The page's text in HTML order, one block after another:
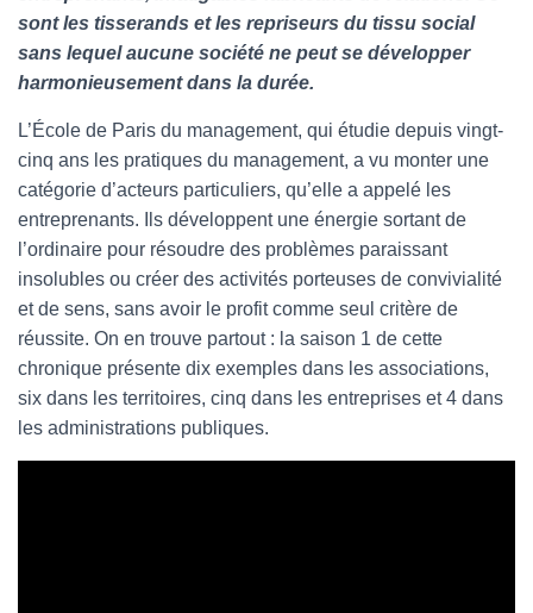
sont les tisserands et les repriseurs du tissu social
sans lequel aucune société ne peut se développer
harmonieusement dans la durée.
L’École de Paris du management, qui étudie depuis vingt-
cinq ans les pratiques du management, a vu monter une
catégorie d’acteurs particuliers, qu’elle a appelé les
entreprenants. Ils développent une énergie sortant de
l’ordinaire pour résoudre des problèmes paraissant
insolubles ou créer des activités porteuses de convivialité
et de sens, sans avoir le profit comme seul critère de
réussite. On en trouve partout : la saison 1 de cette
chronique présente dix exemples dans les associations,
six dans les territoires, cinq dans les entreprises et 4 dans
les administrations publiques.